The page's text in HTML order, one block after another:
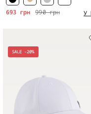
990 грн
693 грн У
SALE -20%